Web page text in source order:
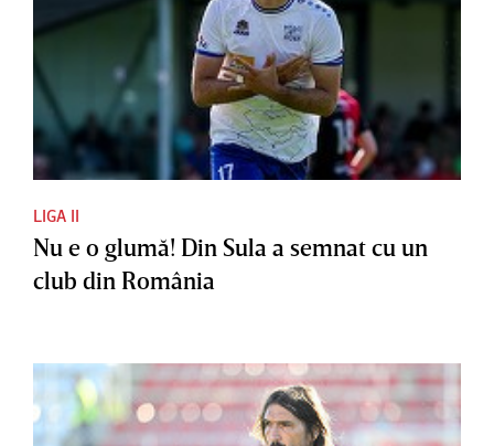
LIGA II
Nu e o glumă! Din Sula a semnat cu un
club din România